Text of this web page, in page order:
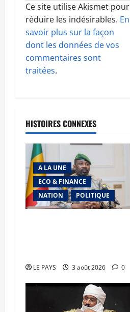
Ce site utilise Akismet pour
réduire les indésirables. En
savoir plus sur la façon
dont les données de vos
commentaires sont
traitées.
HISTOIRES CONNEXES
A LA UNE
ECO & FINANCE
NATION
POLITIQUE
LE PAYS 3 août 2026 0